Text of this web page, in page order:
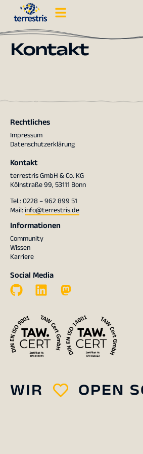
Kontakt
Rechtliches
Impressum
Datenschutzerklärung
Kontakt
terrestris GmbH & Co. KG
Kölnstraße 99, 53111 Bonn
Tel.: 0228 – 962 899 51
Mail: info@terrestris.de
Informationen
Community
Wissen
Karriere
Social Media
WIR OPEN